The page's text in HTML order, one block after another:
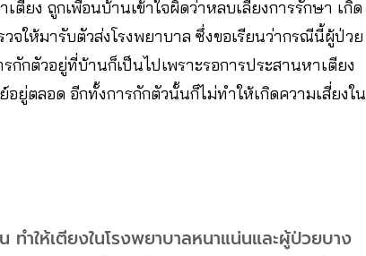
ตียง ถูกเพื่อนบ้านเข้าใจผิดว่าหลบเลี่ยงการรักษา เกิด
จให้มารับตัวส่งโรงพยาบาล ซึ่งขอเรียนว่ากรณีนี้ผู้ป่วย
กักตัวอยู่ที่บ้านก็เป็นไปเพราะรอการประสานหาเตียง
ยู่ตลอด อีกทั้งการกักตัวนั้นก็ไม่ทำให้เกิดความเสี่ยงใน
ทำให้เตียงในโรงพยาบาลหนาแน่นและผู้ป่วยบาง